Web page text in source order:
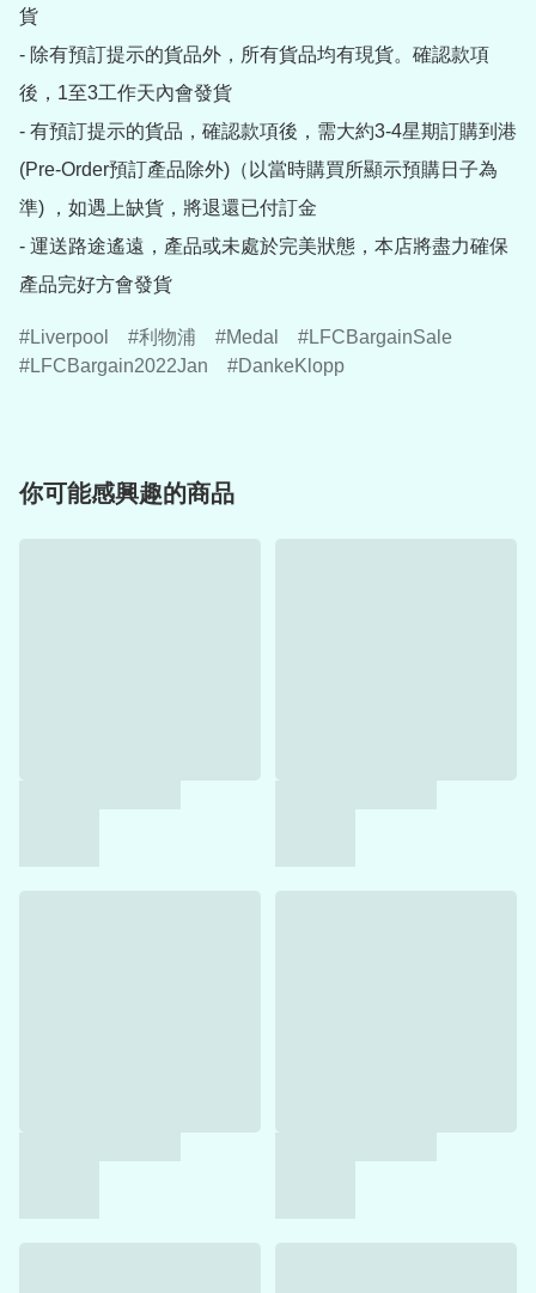
貨
- 除有預訂提示的貨品外，所有貨品均有現貨。確認款項
後，1至3工作天內會發貨
- 有預訂提示的貨品，確認款項後，需大約3-4星期訂購到港
(Pre-Order預訂產品除外)（以當時購買所顯示預購日子為
準) ，如遇上缺貨，將退還已付訂金
- 運送路途遙遠，產品或未處於完美狀態，本店將盡力確保
產品完好方會發貨
Liverpool 利物浦 Medal
LFCBargainSale
LFCBargain2022Jan
DankeKlopp
你可能感興趣的商品